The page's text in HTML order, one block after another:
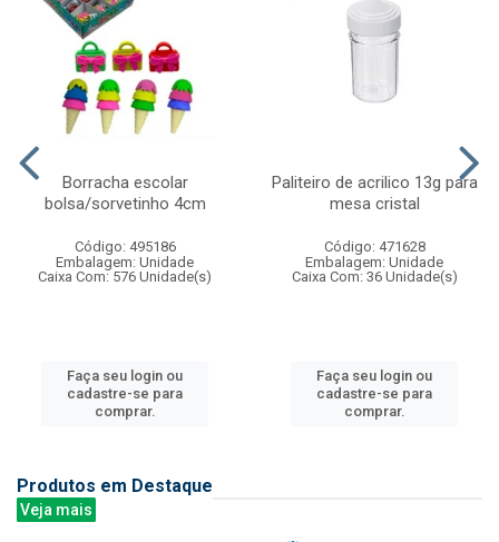
Borracha escolar
bolsa/sorvetinho 4cm
Código: 495186
Embalagem: Unidade
Caixa Com: 576 Unidade(s)
Faça seu login ou
cadastre-se para
comprar.
Paliteiro de acrilico 13g para
mesa cristal
Código: 471628
Embalagem: Unidade
Caixa Com: 36 Unidade(s)
Faça seu login ou
cadastre-se para
comprar.
Produtos em Destaque
Veja mais